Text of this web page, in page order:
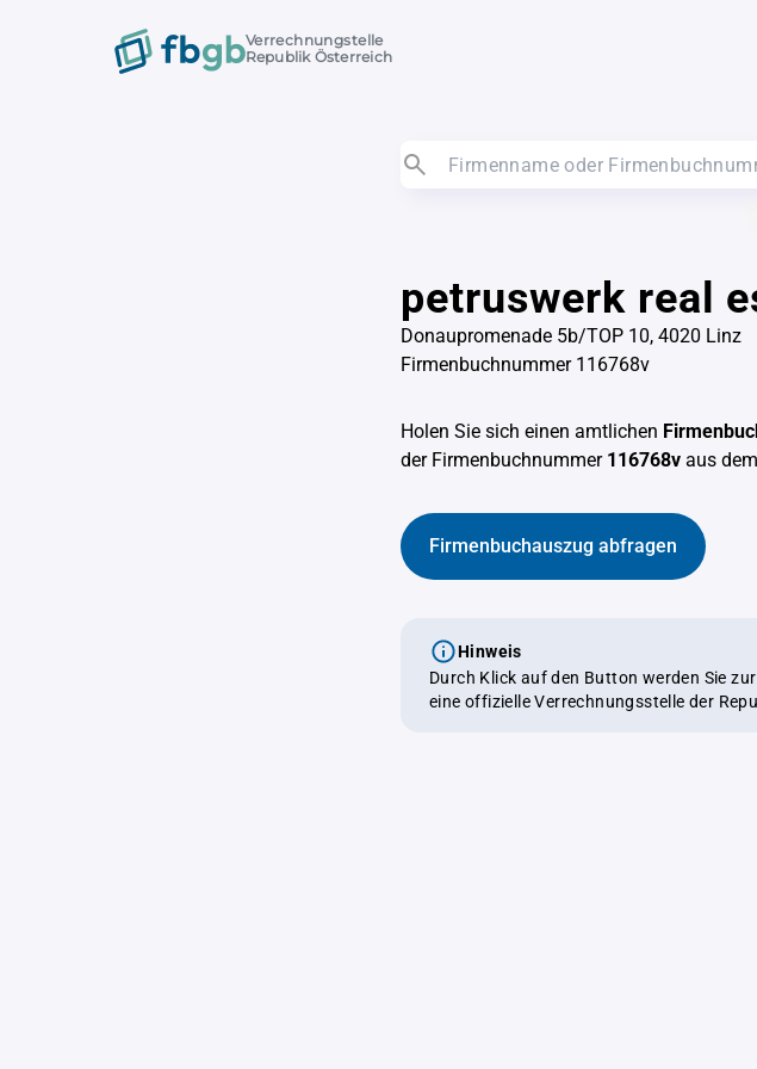
Verrechnungstelle
Republik Österreich
petruswerk real
Donaupromenade 5b/TOP 10, 4020 Linz
Firmenbuchnummer 116768v
Holen Sie sich einen amtlichen
der Firmenbuchnummer 116768v aus dem
Firmenbuchauszug abfragen
Hinweis
Durch Klick auf den Button werden Sie
eine offizielle Verrechnungsstelle der